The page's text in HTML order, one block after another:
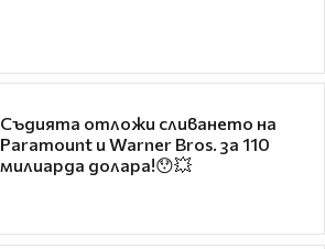
Съдията отложи сливането на
Paramount и Warner Bros. за 110
милиарда долара!😯💥